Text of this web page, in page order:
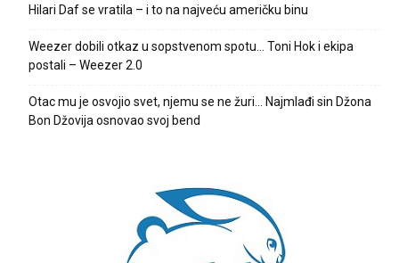
Hilari Daf se vratila – i to na najveću američku binu
Weezer dobili otkaz u sopstvenom spotu… Toni Hok i ekipa
postali – Weezer 2.0
Otac mu je osvojio svet, njemu se ne žuri… Najmlađi sin Džona
Bon Džovija osnovao svoj bend